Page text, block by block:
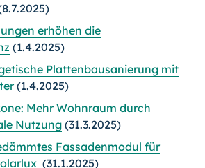
erhöhen die
(1.4.2025)
Plattenbausanierung mit
(1.4.2025)
Mehr Wohnraum durch
Nutzung (31.3.2025)
Fassadenmodul für
(31.1.2025)